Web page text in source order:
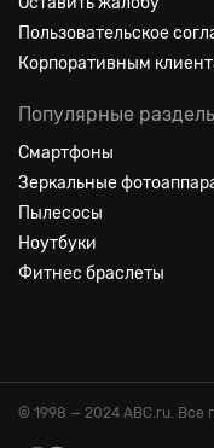
Пользовательское
Корпоративным
Популярные
Смартфоны
Зеркальные
Пылесосы
Ноутбуки
Фитнес браслеты
© 1998 — 2024 ABC.ru. Все